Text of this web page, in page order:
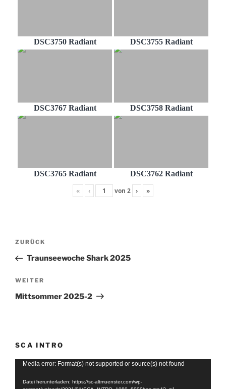
DSC3750 Radiant DSC3755 Radiant
DSC3767 Radiant DSC3758 Radiant
DSC3765 Radiant
DSC3762 Radiant
«
‹ von 2 › »
Beitragsnavigation
Vorheriger
Beitrag
ZURÜCK
Traunseewoche Shark 2025
Nächster
Beitrag
WEITER
Mittsommer 2025-2
SCA INTRO
Video-
Media error: Format(s) not supported or source(s) not found
Datei herunterladen: https://sc-altmuenster.com/wp-